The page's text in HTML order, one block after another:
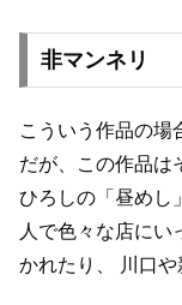
非マンネリ
こういう作品の場
だが、この作品は
ひろしの「昼めし
人で色々な店にい
かれたり、
川口